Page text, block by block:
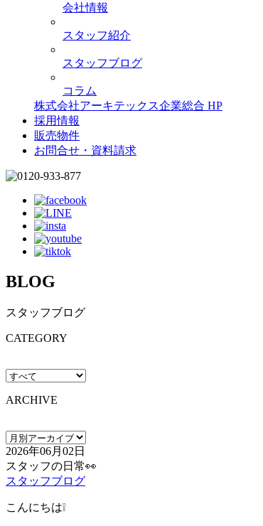
会社情報
スタッフ紹介
スタッフブログ
コラム
株式会社アーキテックス企業総合 HP
採用情報
販売物件
お問合せ・資料請求
BLOG
スタッフブログ
CATEGORY
ARCHIVE
2026年06月02日
スタッフの日常👀
スタッフブログ
こんにちは❕